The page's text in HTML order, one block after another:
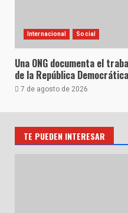
Internacional Social
Una ONG documenta el
de la República
7 de agosto de 2026
TE PUEDEN INTERESAR